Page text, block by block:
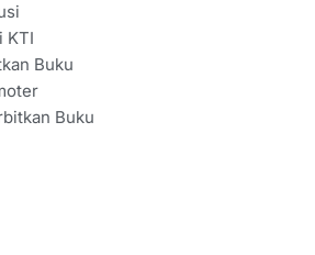
KTI
Buku
Buku